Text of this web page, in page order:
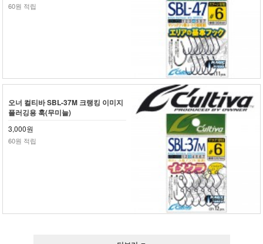
60원 적립
오너 컬티바 SBL-37M 크랭킹 이미지
플러깅용 훅(무미늘)
3,000원
60원 적립